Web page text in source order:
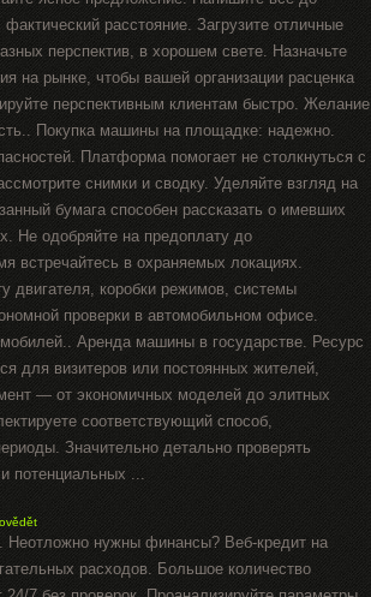
расстояние. Загрузите отличные
перспектив, в хорошем свете. Назначьте
на рынке, чтобы вашей организации расценка
перспективным клиентам быстро. Желание
Покупка машины на площадке: надежно.
Платформа помогает не столкнуться с
снимки и сводку. Уделяйте взгляд на
бумага способен рассказать о имевших
Не одобряйте на предоплату до
встречайтесь в охраняемых локациях.
двигателя, коробки режимов, системы
проверки в автомобильном офисе.
Аренда машины в государстве. Ресурс
для визитеров или постоянных жителей,
— от экономичных моделей до элитных
соответствующий способ,
Значительно детально проверять
потенциальных ...
Неотложно нужны финансы? Веб-кредит на
расходов. Большое количество